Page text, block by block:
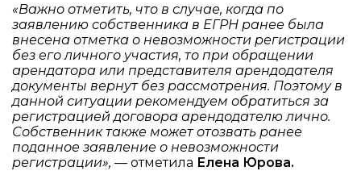
«Важно отметить, что в случае, когда по
заявлению собственника в ЕГРН ранее была
внесена отметка о невозможности регистрации
без его личного участия, то при обращении
арендатора или представителя арендодателя
документы вернут без рассмотрения. Поэтому в
данной ситуации рекомендуем обратиться за
регистрацией договора арендодателю лично.
Собственник также может отозвать ранее
поданное заявление о невозможности
регистрации», — отметила Елена Юрова.